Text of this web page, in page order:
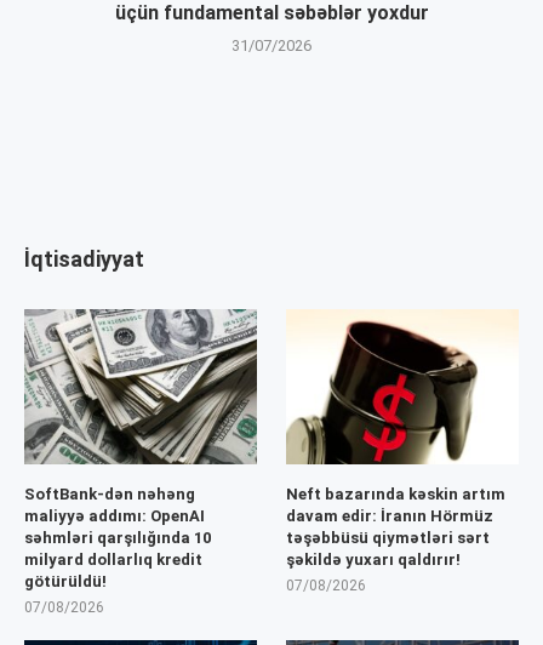
üçün fundamental səbəblər yoxdur
31/07/2026
İqtisadiyyat
SoftBank-dən nəhəng
maliyyə addımı: OpenAI
səhmləri qarşılığında 10
milyard dollarlıq kredit
götürüldü!
07/08/2026
Neft bazarında kəskin artım
davam edir: İranın Hörmüz
təşəbbüsü qiymətləri sərt
şəkildə yuxarı qaldırır!
07/08/2026